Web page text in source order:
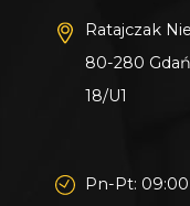
Ratajczak
80-280
18/U1
Pn-Pt: